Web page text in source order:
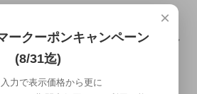
モ
そ
に
つLEDキャンドル。本物のキ
ャンドルの雰囲気でクリスマ
ス気分を演出♪遠い北国デンマ
ークからのあたたかいお届け
×
ークーポンキャンペーン
(8/31迄)
力で表示価格から更に